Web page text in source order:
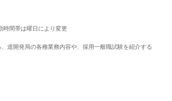
間帯は曜日により変更
道開発局の各種業務内容や、採用一般職試験を紹介する